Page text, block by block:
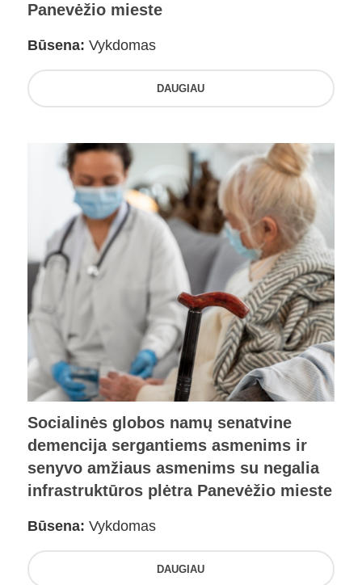
Panevėžio mieste
Būsena: Vykdomas
DAUGIAU
Socialinės globos namų senatvine
demencija sergantiems asmenims ir
senyvo amžiaus asmenims su negalia
infrastruktūros plėtra Panevėžio mieste
Būsena: Vykdomas
DAUGIAU